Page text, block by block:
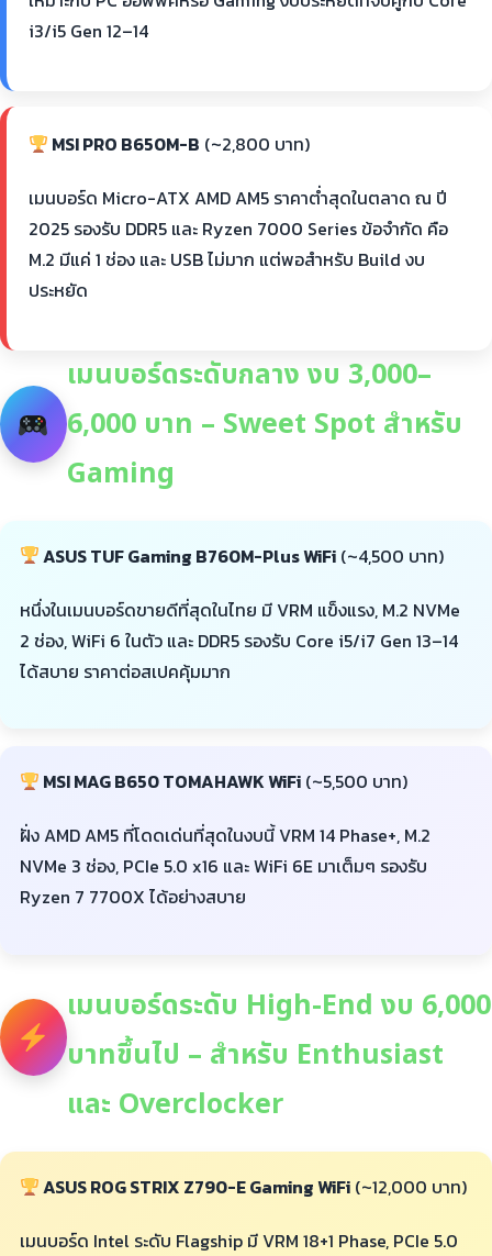
i3/i5 Gen 12–14
MSI PRO B650M-B (~2,800 บาท)
เมนบอร์ด Micro-ATX AMD AM5 ราคาต่ำสุดในตลาด ณ ปี
2025 รองรับ DDR5 และ Ryzen 7000 Series ข้อจำกัด คือ
M.2 มีแค่ 1 ช่อง และ USB ไม่มาก แต่พอสำหรับ Build งบ
ประหยัด
เมนบอร์ดระดับกลาง งบ 3,000–
6,000 บาท – Sweet Spot สำหรับ
Gaming
ASUS TUF Gaming B760M-Plus WiFi (~4,500 บาท)
หนึ่งในเมนบอร์ดขายดีที่สุดในไทย มี VRM แข็งแรง, M.2 NVMe
2 ช่อง, WiFi 6 ในตัว และ DDR5 รองรับ Core i5/i7 Gen 13–14
ได้สบาย ราคาต่อสเปคคุ้มมาก
MSI MAG B650 TOMAHAWK WiFi (~5,500 บาท)
ฝั่ง AMD AM5 ที่โดดเด่นที่สุดในงบนี้ VRM 14 Phase+, M.2
NVMe 3 ช่อง, PCIe 5.0 x16 และ WiFi 6E มาเต็มๆ รองรับ
Ryzen 7 7700X ได้อย่างสบาย
เมนบอร์ดระดับ High-End งบ 6,000
บาทขึ้นไป – สำหรับ Enthusiast
และ Overclocker
ASUS ROG STRIX Z790-E Gaming WiFi (~12,000 บาท)
เมนบอร์ด Intel ระดับ Flagship มี VRM 18+1 Phase, PCIe 5.0